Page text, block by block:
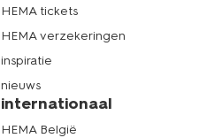
HEMA tickets
HEMA verzekeringen
inspiratie
nieuws
internationaal
HEMA België